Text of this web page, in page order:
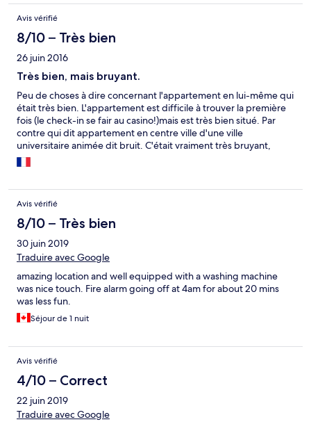
Avis vérifié
8/10 – Très bien
26 juin 2016
Très bien, mais bruyant.
Peu de choses à dire concernant l'appartement en lui-même qui
était très bien. L'appartement est difficile à trouver la première
fois (le check-in se fair au casino!)mais est très bien situé. Par
contre qui dit appartement en centre ville d'une ville
universitaire animée dit bruit. C'était vraiment très bruyant,
jusqu'à 5 ou 6h du matin, mais ce n'est pas lié à l'hôtel en soi.
Avis vérifié
8/10 – Très bien
30 juin 2019
Traduire avec Google
amazing location and well equipped with a washing machine
was nice touch. Fire alarm going off at 4am for about 20 mins
was less fun.
Séjour de 1 nuit
Avis vérifié
4/10 – Correct
22 juin 2019
Traduire avec Google